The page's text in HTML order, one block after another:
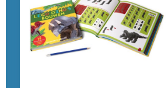
Feiten & weetjes
Hobby & knutselen
Warren Elsmore